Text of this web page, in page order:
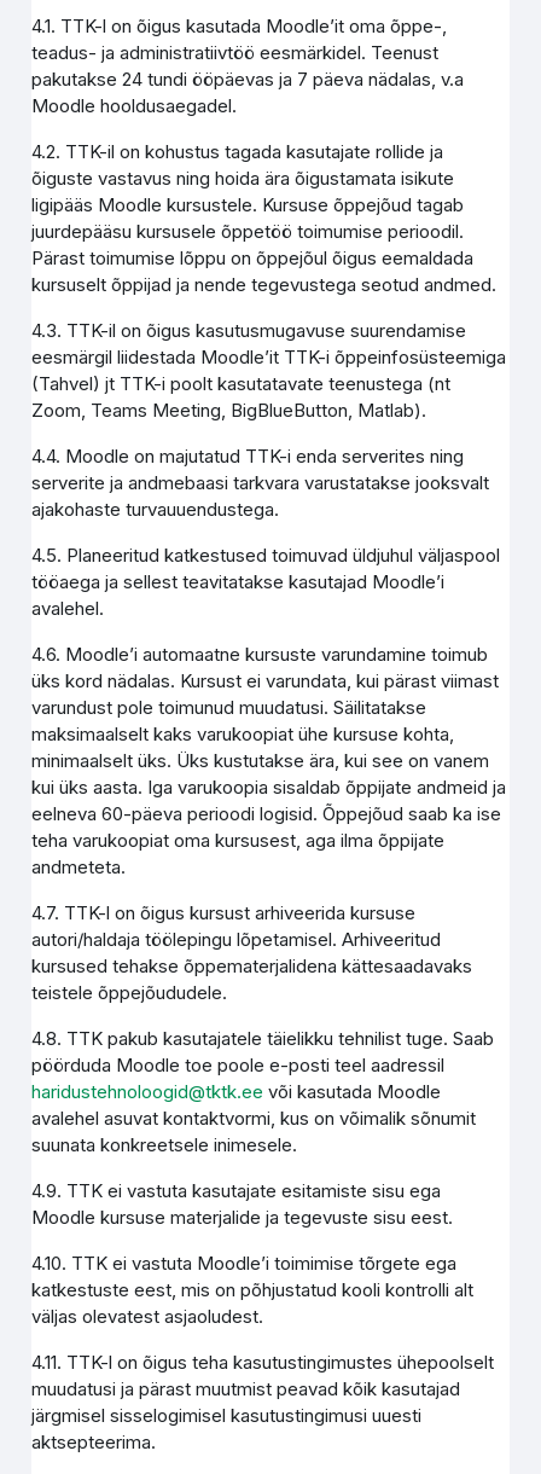
4.1. TTK-l on õigus kasutada Moodle’it oma õppe-,
teadus- ja administratiivtöö eesmärkidel. Teenust
pakutakse 24 tundi ööpäevas ja 7 päeva nädalas, v.a
Moodle hooldusaegadel.
4.2. TTK-il on kohustus tagada kasutajate rollide ja
õiguste vastavus ning hoida ära õigustamata isikute
ligipääs Moodle kursustele. Kursuse õppejõud tagab
juurdepääsu kursusele õppetöö toimumise perioodil.
Pärast toimumise lõppu on õppejõul õigus eemaldada
kursuselt õppijad ja nende tegevustega seotud andmed.
4.3. TTK-il on õigus kasutusmugavuse suurendamise
eesmärgil liidestada Moodle’it TTK-i õppeinfosüsteemiga
(Tahvel) jt TTK-i poolt kasutatavate teenustega (nt
Zoom, Teams Meeting, BigBlueButton, Matlab).
4.4. Moodle on majutatud TTK-i enda serverites ning
serverite ja andmebaasi tarkvara varustatakse jooksvalt
ajakohaste turvauuendustega.
4.5. Planeeritud katkestused toimuvad üldjuhul väljaspool
tööaega ja sellest teavitatakse kasutajad Moodle’i
avalehel.
4.6. Moodle’i automaatne kursuste varundamine toimub
üks kord nädalas. Kursust ei varundata, kui pärast viimast
varundust pole toimunud muudatusi. Säilitatakse
maksimaalselt kaks varukoopiat ühe kursuse kohta,
minimaalselt üks. Üks kustutakse ära, kui see on vanem
kui üks aasta. Iga varukoopia sisaldab õppijate andmeid ja
eelneva 60-päeva perioodi logisid. Õppejõud saab ka ise
teha varukoopiat oma kursusest, aga ilma õppijate
andmeteta.
4.7. TTK-l on õigus kursust arhiveerida kursuse
autori/haldaja töölepingu lõpetamisel. Arhiveeritud
kursused tehakse õppematerjalidena kättesaadavaks
teistele õppejõududele.
4.8. TTK pakub kasutajatele täielikku tehnilist tuge. Saab
pöörduda Moodle toe poole e-posti teel aadressil
haridustehnoloogid@tktk.ee või kasutada Moodle
avalehel asuvat kontaktvormi, kus on võimalik sõnumit
suunata konkreetsele inimesele.
4.9. TTK ei vastuta kasutajate esitamiste sisu ega
Moodle kursuse materjalide ja tegevuste sisu eest.
4.10. TTK ei vastuta Moodle’i toimimise tõrgete ega
katkestuste eest, mis on põhjustatud kooli kontrolli alt
väljas olevatest asjaoludest.
4.11. TTK-l on õigus teha kasutustingimustes ühepoolselt
muudatusi ja pärast muutmist peavad kõik kasutajad
järgmisel sisselogimisel kasutustingimusi uuesti
aktsepteerima.